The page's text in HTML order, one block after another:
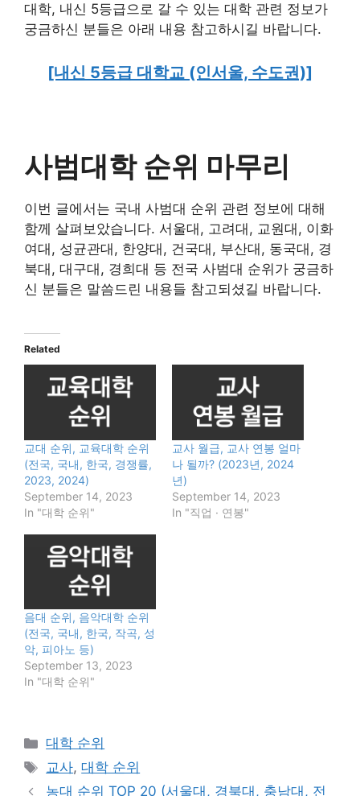
대학, 내신 5등급으로 갈 수 있는 대학 관련 정보가
궁금하신 분들은 아래 내용 참고하시길 바랍니다.
[내신 5등급 대학교 (인서울, 수도권)]
사범대학 순위 마무리
이번 글에서는 국내 사범대 순위 관련 정보에 대해
함께 살펴보았습니다. 서울대, 고려대, 교원대, 이화
여대, 성균관대, 한양대, 건국대, 부산대, 동국대, 경
북대, 대구대, 경희대 등 전국 사범대 순위가 궁금하
신 분들은 말씀드린 내용들 참고되셨길 바랍니다.
Related
교대 순위, 교육대학 순위
(전국, 국내, 한국, 경쟁률,
2023, 2024)
September 14, 2023
In "대학 순위"
교사 월급, 교사 연봉 얼마
나 될까? (2023년, 2024
년)
September 14, 2023
In "직업 · 연봉"
음대 순위, 음악대학 순위
(전국, 국내, 한국, 작곡, 성
악, 피아노 등)
September 13, 2023
In "대학 순위"
Categories
대학 순위
Tags
교사,대학 순위
농대 순위 TOP 20 (서울대, 경북대, 충남대, 전